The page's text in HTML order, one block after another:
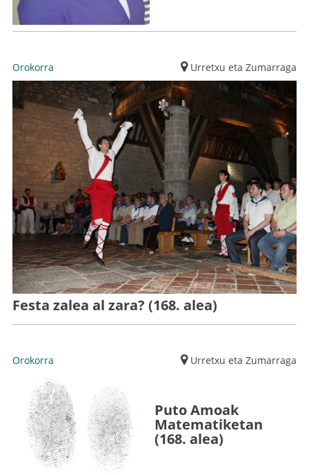
Orokorra Urretxu eta Zumarraga
Festa zalea al zara? (168. alea)
Orokorra Urretxu eta Zumarraga
Puto Amoak
Matematiketan
(168. alea)